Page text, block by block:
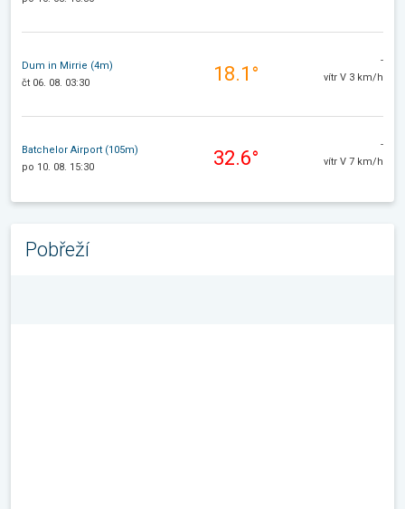
Dum in Mirrie (4m)
čt 06. 08. 03:30
18.1°
-
vítr V 3 km/h
Batchelor Airport (105m)
po 10. 08. 15:30
32.6°
-
vítr V 7 km/h
Pobřeží